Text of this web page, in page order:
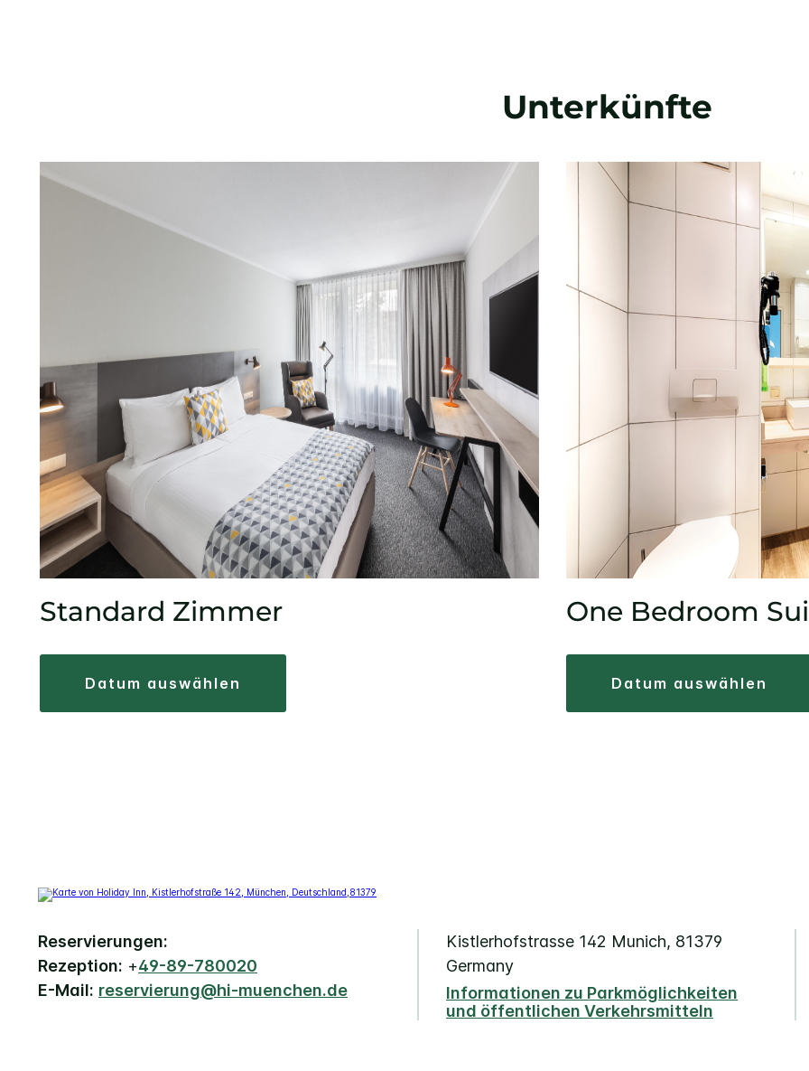
Unterkünfte
Standard Zimmer
datum auswählen
One Bedroom
datum auswählen
Reservierungen:
Rezeption: +49-89-780020
E-Mail: reservierung@hi-muenchen.de
Kistlerhofstrasse 142 Munich, 81379
Germany
Informationen zu Parkmöglichkeiten
und öffentlichen Verkehrsmitteln